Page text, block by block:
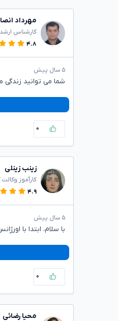
مهرداد
کارشناس
۴.۸
۵ سال پیش
شما می توانید
۰
زینب زینلی
کارآموز
۴.۹
۵ سال پیش
با سلام، ابتدا با اورژانس ۱۲۳ تماس بگیرید در صورت نتیجه مطلوب می توانید نفقه خود را از پدرتان
۰
محیا رضائی